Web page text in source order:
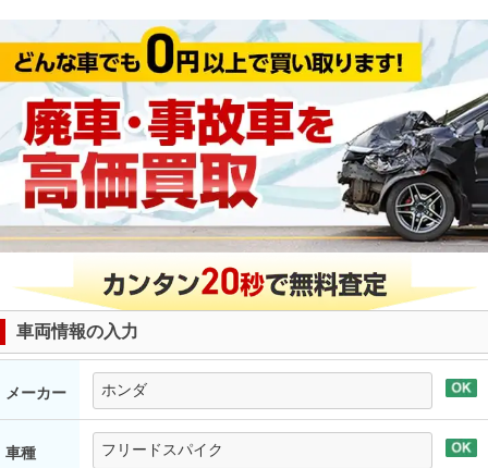
車両情報の入力
メーカー
車種